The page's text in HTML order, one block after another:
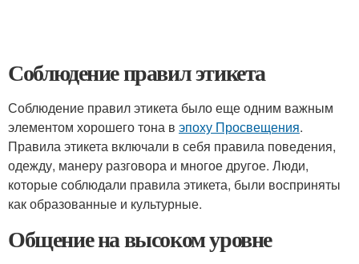
Соблюдение правил этикета
Соблюдение правил этикета было еще одним важным
элементом хорошего тона в эпоху Просвещения.
Правила этикета включали в себя правила поведения,
одежду, манеру разговора и многое другое. Люди,
которые соблюдали правила этикета, были восприняты
как образованные и культурные.
Общение на высоком уровне